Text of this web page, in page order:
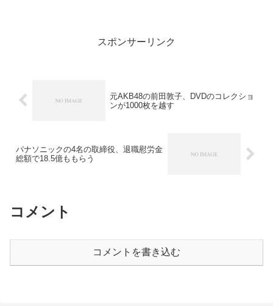
スポンサーリンク
元AKB48の前田敦子、DVDのコレクショ
ンが1000枚を越す
パナソニックの4名の取締役、退職慰労金
総額で18.5億ももらう
コメント
コメントを書き込む